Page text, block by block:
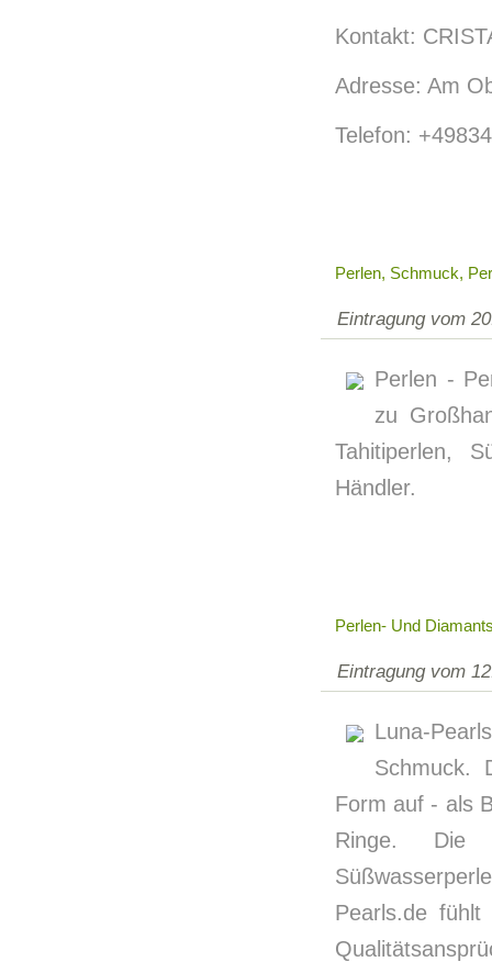
Kontakt:
Adresse: Am
Telefon:
Perlen, Schmuck,
Eintragung vom
Perlen -
zu
Tahitiperlen,
Händler.
Perlen- Und
Eintragung vom
Luna-
Schmuck.
Form auf - als
Ringe. Die
Pearls.de